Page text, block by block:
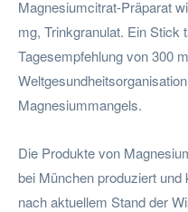
Magnesiumcitrat-Präparat
mg, Trinkgranulat. Ein Stick
Tagesempfehlung von 300
Magnesiummangels.
Die Produkte von
bei München produziert
nach aktuellem Stand der